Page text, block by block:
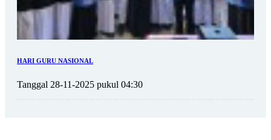
HARI GURU NASIONAL
Tanggal 28-11-2025 pukul 04:30